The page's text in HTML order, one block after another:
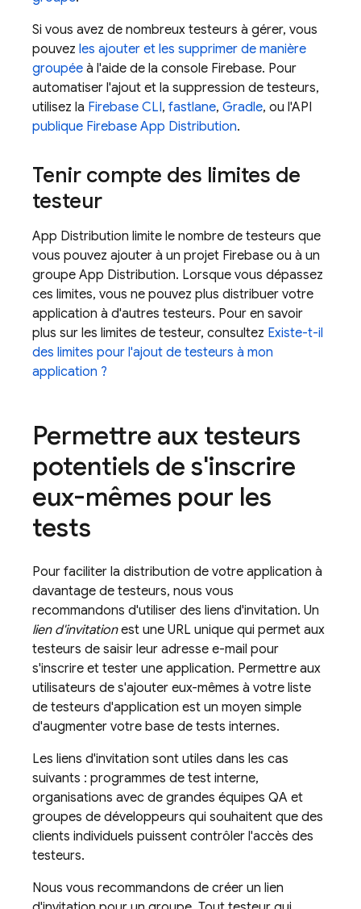
Si vous avez de nombreux testeurs à gérer, vous
pouvez les ajouter et les supprimer de manière
groupée à l'aide de la console Firebase. Pour
automatiser l'ajout et la suppression de testeurs,
utilisez la Firebase CLI, fastlane, Gradle, ou l'API
publique Firebase App Distribution.
Tenir compte des limites de
testeur
App Distribution limite le nombre de testeurs que
vous pouvez ajouter à un projet Firebase ou à un
groupe App Distribution. Lorsque vous dépassez
ces limites, vous ne pouvez plus distribuer votre
application à d'autres testeurs. Pour en savoir
plus sur les limites de testeur, consultez Existe-t-il
des limites pour l'ajout de testeurs à mon
application ?
Permettre aux testeurs
potentiels de s'inscrire
eux-mêmes pour les
tests
Pour faciliter la distribution de votre application à
davantage de testeurs, nous vous
recommandons d'utiliser des liens d'invitation. Un
lien d'invitationest une URL unique qui permet aux
testeurs de saisir leur adresse e-mail pour
s'inscrire et tester une application. Permettre aux
utilisateurs de s'ajouter eux-mêmes à votre liste
de testeurs d'application est un moyen simple
d'augmenter votre base de tests internes.
Les liens d'invitation sont utiles dans les cas
suivants : programmes de test interne,
organisations avec de grandes équipes QA et
groupes de développeurs qui souhaitent que des
clients individuels puissent contrôler l'accès des
testeurs.
Nous vous recommandons de créer un lien